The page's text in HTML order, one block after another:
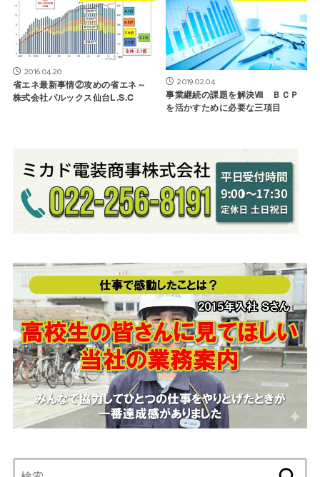
2016.04.20
省エネ最新事情②攻めの省エネ～
株式会社パルックス仙台L.S.C
2019.02.04
事業継続の課題を解決Ⅷ ＢＣＰ
を活かすために必要な三項目